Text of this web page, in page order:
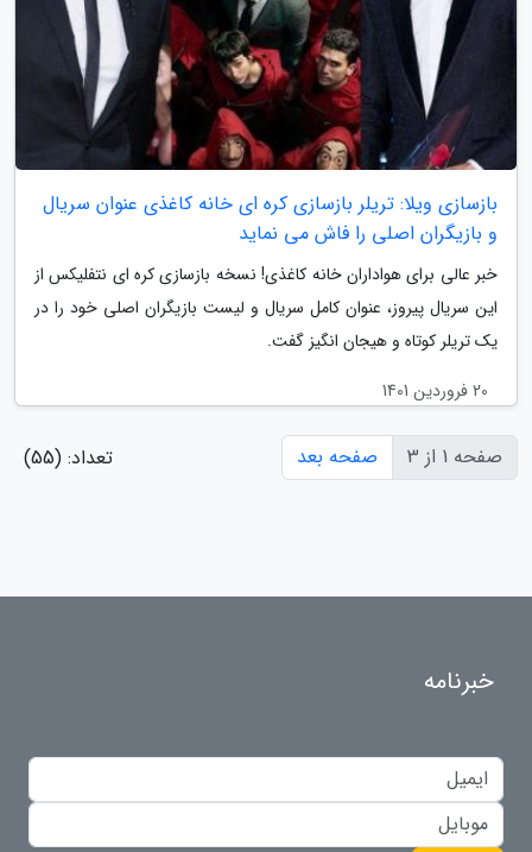
بازسازی ویلا: تریلر بازسازی کره ای خانه کاغذی عنوان سریال
و بازیگران اصلی را فاش می نماید
خبر عالی برای هواداران خانه کاغذی! نسخه بازسازی کره ای نتفلیکس از
این سریال پیروز، عنوان کامل سریال و لیست بازیگران اصلی خود را در
یک تریلر کوتاه و هیجان انگیز گفت.
20 فروردین 1401
صفحه 1 از 3 صفحه بعد تعداد: (55)
خبرنامه